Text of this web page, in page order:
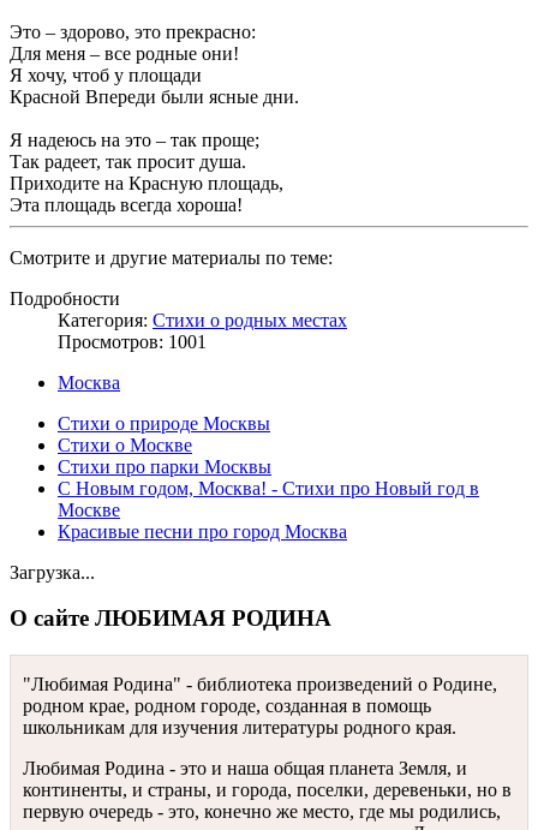
Это – здорово, это прекрасно:
Для меня – все родные они!
Я хочу, чтоб у площади
Красной Впереди были ясные дни.
Я надеюсь на это – так проще;
Так радеет, так просит душа.
Приходите на Красную площадь,
Эта площадь всегда хороша!
Смотрите и другие материалы по теме:
Подробности
Категория: Стихи о родных местах
Просмотров: 1001
Москва
Стихи о природе Москвы
Стихи о Москве
Стихи про парки Москвы
С Новым годом, Москва! - Стихи про Новый год в
Москве
Красивые песни про город Москва
Загрузка...
О сайте ЛЮБИМАЯ РОДИНА
"Любимая Родина" - библиотека произведений о Родине,
родном крае, родном городе, созданная в помощь
школьникам для изучения литературы родного края.
Любимая Родина - это и наша общая планета Земля, и
континенты, и страны, и города, поселки, деревеньки, но в
первую очередь - это, конечно же место, где мы родились,